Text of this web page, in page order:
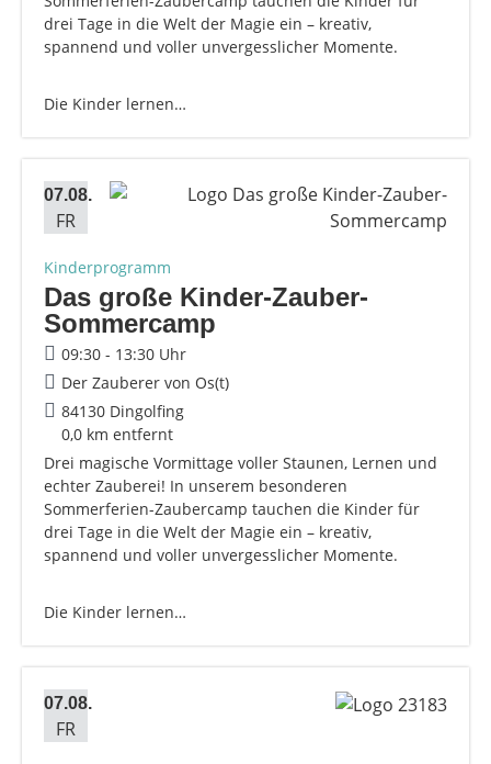
drei Tage in die Welt der Magie ein – kreativ,
spannend und voller unvergesslicher Momente.
Die Kinder lernen…
07.08.
FR
Kinderprogramm
Das große Kinder-Zauber-
Sommercamp
09:30 - 13:30 Uhr
Der Zauberer von Os(t)
84130 Dingolfing
0,0 km entfernt
Drei magische Vormittage voller Staunen, Lernen und
echter Zauberei! In unserem besonderen
Sommerferien-Zaubercamp tauchen die Kinder für
drei Tage in die Welt der Magie ein – kreativ,
spannend und voller unvergesslicher Momente.
Die Kinder lernen…
07.08.
FR